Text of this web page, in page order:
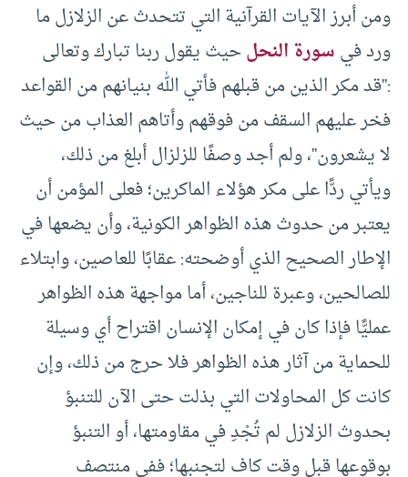
ومن أبرز الآيات القرآنية التي تتحدث عن الزلازل ما
ورد فيسورة النحلحيث يقول ربنا تبارك وتعالى
:”قد مكر الذين من قبلهم فأتي الله بنيانهم من القواعد
فخر عليهم السقف من فوقهم وأتاهم العذاب من حيث
لا يشعرون”، ولم أجد وصفًا للزلزال أبلغ من ذلك،
ويأتي ردًّا على مكر هؤلاء الماكرين؛ فعلى المؤمن أن
يعتبر من حدوث هذه الظواهر الكونية، وأن يضعها في
الإطار الصحيح الذي أوضحته: عقابًا للعاصين، وابتلاء
للصالحين، وعبرة للناجين، أما مواجهة هذه الظواهر
عمليًّا فإذا كان في إمكان الإنسان اقتراح أي وسيلة
للحماية من آثار هذه الظواهر فلا حرج من ذلك، وإن
كانت كل المحاولات التي بذلت حتى الآن للتنبؤ
بحدوث الزلازل لم تُجْدِ في مقاومتها، أو التنبؤ
بوقوعها قبل وقت كاف لتجنبها؛ ففي منتصف